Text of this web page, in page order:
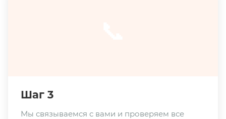
Шаг 3
Мы связываемся с вами и проверяем все